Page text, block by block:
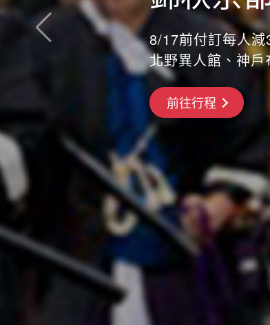
前往行程
搶先GO
8/17前付訂每人
北野異人館、神
前往行程
前往行程